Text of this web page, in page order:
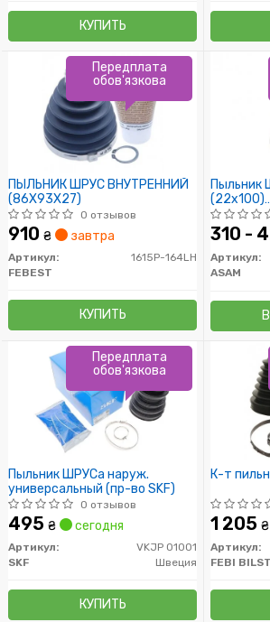
КУПИТЬ
ПЫЛЬНИК ШРУС ВНУТРЕННИЙ
(86X93X27)
0 отзывов
910 ₴ завтра
Артикул:
1615P-164LH
FEBEST
КУПИТЬ
Передплата
обов'язкова
Пыльник
(22x100)
BMW/
(32218)
310 -
Артикул:
ASAM
Пыльник ШРУСа наруж.
универсальный (пр-во SKF)
0 отзывов
495 ₴ сегодня
Артикул:
VKJP 01001
SKF
Швеция
КУПИТЬ
Передплата
обов'язкова
К-т
1 205 ₴
Артикул: